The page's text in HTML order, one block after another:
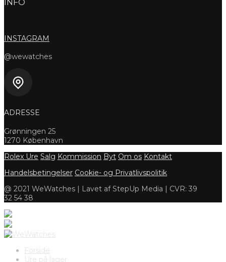
INSTAGRAM
@wewatches
ADRESSE
Grønningen 25
1270 København
Rolex Ure Salg Kommission Byt Om os Kontakt
Handelsbetingelser Cookie- og Privatlivspolitik
@ 2021 WeWatches | Lavet af StepUp Media | CVR: 39
32 54 38
Forside
Ure på lager